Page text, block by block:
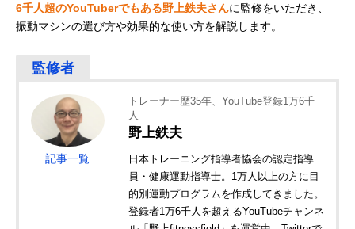
6千人超のYouTuberでもある野上鉄夫さんに監修をいただき、
振動マシンの選び方や効果的な使い方を解説します。
記事一覧
トレーナー歴35年、YouTube登録1万6千
人
野上鉄夫
日本トレーニング指導者協会の認定指導
員・健康運動指導士。1万人以上の方に目
的別運動プログラムを作成してきました。
登録者1万6千人を超えるYouTubeチャンネ